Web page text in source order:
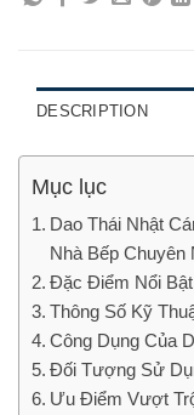
DESCRIPTION
Mục lục
Dao Thái Nhật
Nhà Bếp Chuyên
Đặc Điểm Nổi
Thông Số Kỹ
Công Dụng Của
Đối Tượng Sử
Ưu Điểm Vượt